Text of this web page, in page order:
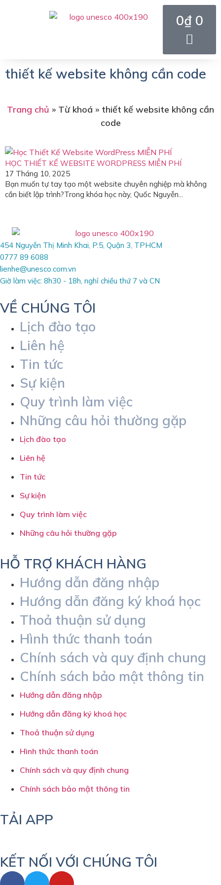
0₫ 0
thiết kế website không cần code
Trang chủ » Từ khoá » thiết kế website không cần
code
HỌC THIẾT KẾ WEBSITE WORDPRESS MIỄN PHÍ
17 Tháng 10, 2025
Bạn muốn tự tay tạo một website chuyên nghiệp mà không
cần biết lập trình?Trong khóa học này, Quốc Nguyễn...
454 Nguyễn Thị Minh Khai, P.5, Quận 3, TPHCM
0777 89 6088
lienhe@unesco.com.vn
Giờ làm việc: 8h30 - 18h, nghỉ chiều thứ 7 và CN
VỀ CHÚNG TÔI
Lịch đào tạo
Liên hệ
Tin tức
Sự kiện
Quy trình làm việc
Những câu hỏi thường gặp
Lịch đào tạo
Liên hệ
Tin tức
Sự kiện
Quy trình làm việc
Những câu hỏi thường gặp
HỖ TRỢ KHÁCH HÀNG
Hướng dẫn đăng nhập
Hướng dẫn đăng ký khoá học
Thoả thuận sử dụng
Hình thức thanh toán
Chính sách và quy định chung
Chính sách bảo mật thông tin
Hướng dẫn đăng nhập
Hướng dẫn đăng ký khoá học
Thoả thuận sử dụng
Hình thức thanh toán
Chính sách và quy định chung
Chính sách bảo mật thông tin
TẢI APP
KẾT NỐI VỚI CHÚNG TÔI